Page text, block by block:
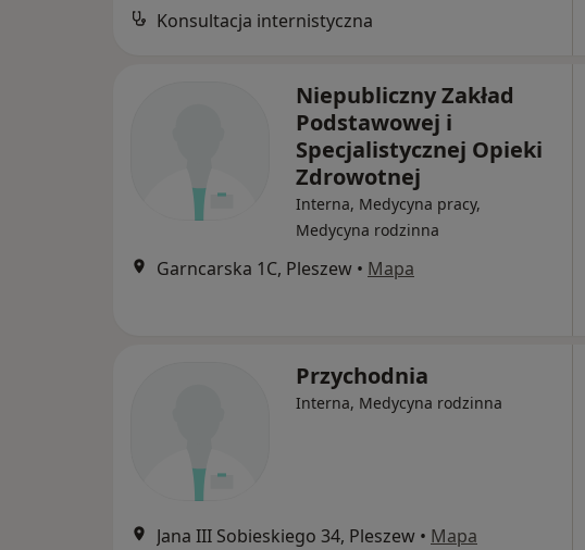
Konsultacja internistyczna
Niepubliczny Zakład
Podstawowej i
Specjalistycznej Opieki
Zdrowotnej
Interna, Medycyna pracy,
Medycyna rodzinna
Garncarska 1C, Pleszew • Mapa
Przychodnia
Interna, Medycyna rodzinna
Jana III Sobieskiego 34, Pleszew • Mapa